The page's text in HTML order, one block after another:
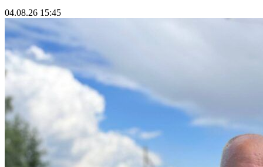
04.08.26 15:45